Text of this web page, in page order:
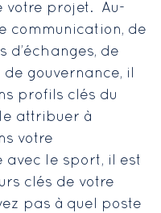
votre projet. Au-
communication, de
d’échanges, de
gouvernance, il
profils clés du
attribuer à
votre
avec le sport, il est
clés de votre
pas à quel poste